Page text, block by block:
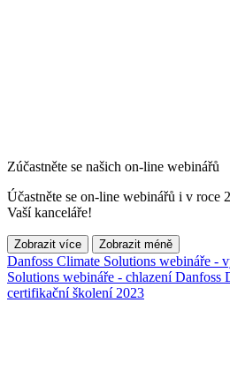
Zúčastněte se našich on-line webinářů
Účastněte se on-line webinářů i v roce
Vaší kanceláře!
Zobrazit více Zobrazit méně
Danfoss Climate Solutions webináře -
Solutions webináře - chlazeníDanfoss
certifikační školení 2023